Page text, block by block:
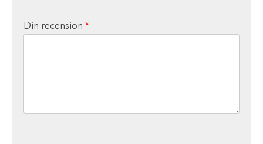
Din recension *